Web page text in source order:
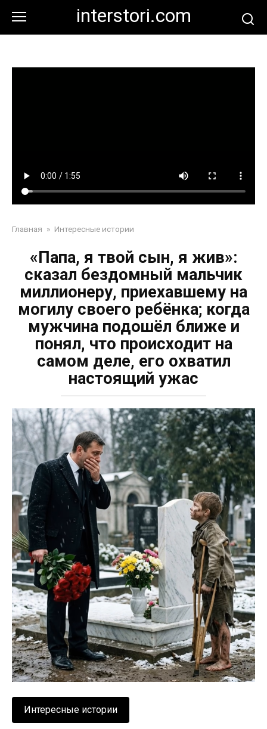
контенту
interstori.com
Главная » Интересные истории
«Папа, я твой сын, я жив»:
сказал бездомный мальчик
миллионеру, приехавшему на
могилу своего ребёнка; когда
мужчина подошёл ближе и
понял, что происходит на
самом деле, его охватил
настоящий ужас
Интересные истории